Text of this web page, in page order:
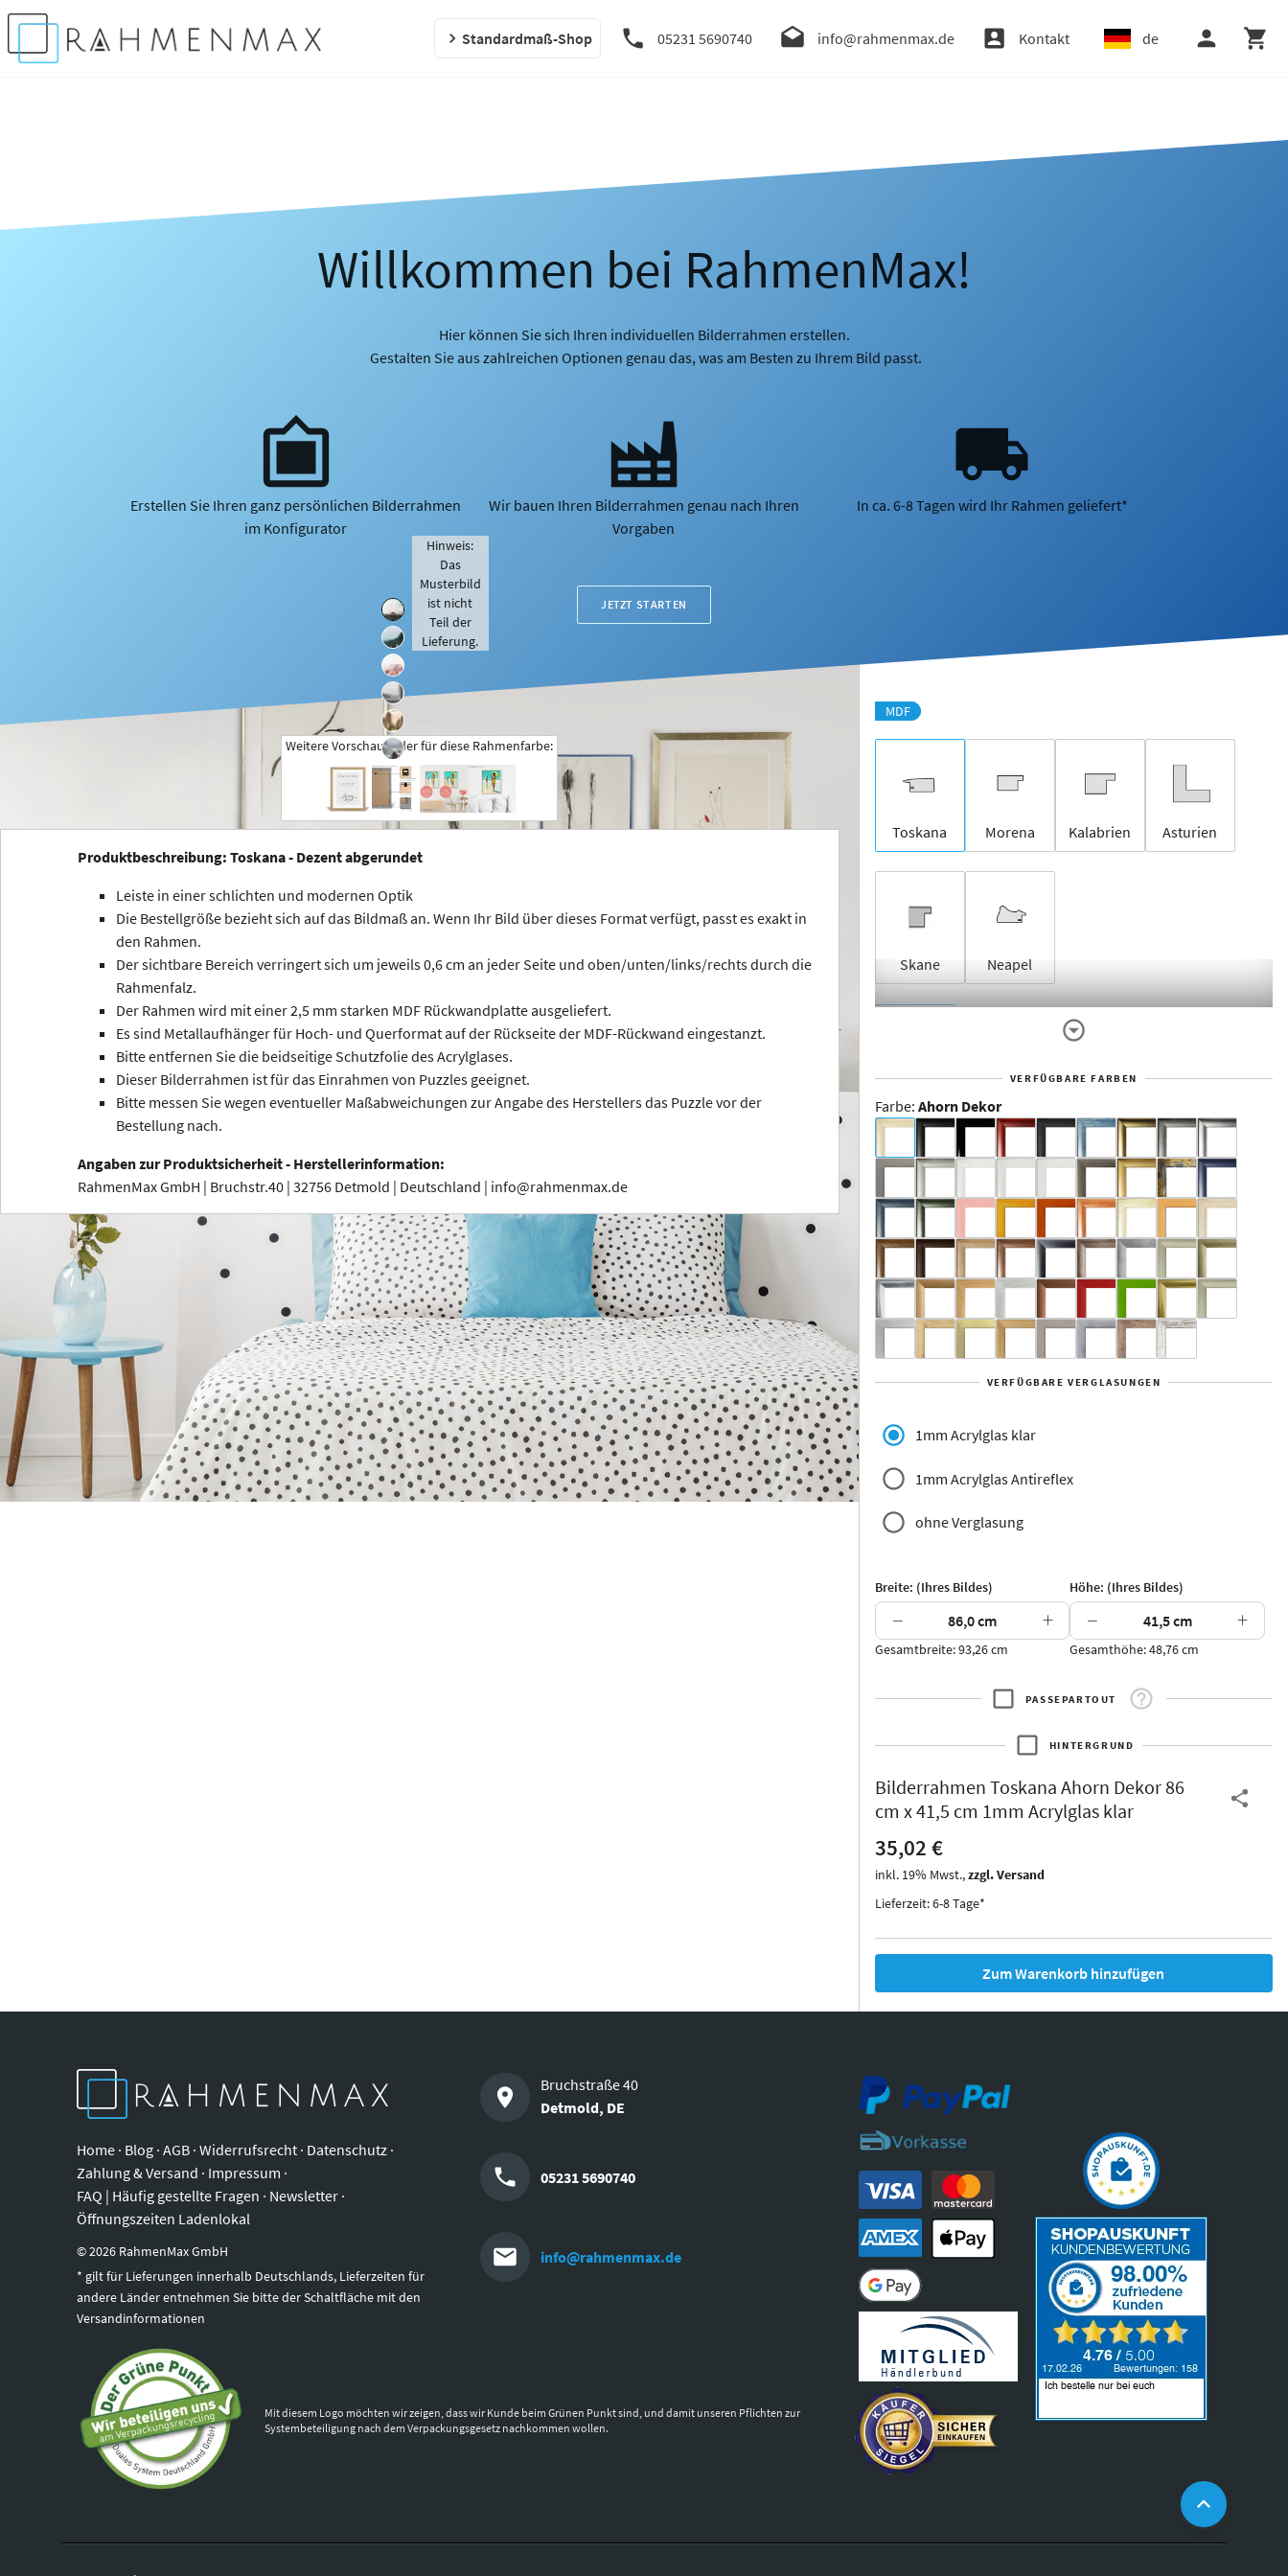
Standardmaß-Shop 05231 5690740 info@rahmenmax.de Kontakt de
Willkommen bei RahmenMax!
Hier können Sie sich Ihren individuellen Bilderrahmen erstellen.
Gestalten Sie aus zahlreichen Optionen genau das, was am Besten zu Ihrem Bild passt.
Erstellen Sie Ihren ganz persönlichen Bilderrahmen
im Konfigurator
Wir bauen Ihren Bilderrahmen genau nach Ihren
Vorgaben
In ca. 6-8 Tagen wird Ihr Rahmen geliefert*
JETZT STARTEN
+
Hinweis:
Das
Musterbild
ist nicht
Teil der
Lieferung.
Weitere Vorschaubilder für diese Rahmenfarbe:
Produktbeschreibung: Toskana - Dezent abgerundet
Leiste in einer schlichten und modernen Optik
Die Bestellgröße bezieht sich auf das Bildmaß an. Wenn Ihr Bild über dieses Format verfügt, passt es exakt in
den Rahmen.
Der sichtbare Bereich verringert sich um jeweils 0,6 cm an jeder Seite und oben/unten/links/rechts durch die
Rahmenfalz.
Der Rahmen wird mit einer 2,5 mm starken MDF Rückwandplatte ausgeliefert.
Es sind Metallaufhänger für Hoch- und Querformat auf der Rückseite der MDF-Rückwand eingestanzt.
Bitte entfernen Sie die beidseitige Schutzfolie des Acrylglases.
Dieser Bilderrahmen ist für das Einrahmen von Puzzles geeignet.
Bitte messen Sie wegen eventueller Maßabweichungen zur Angabe des Herstellers das Puzzle vor der
Bestellung nach.
Angaben zur Produktsicherheit - Herstellerinformation:
RahmenMax GmbH | Bruchstr.40 | 32756 Detmold | Deutschland | info@rahmenmax.de
MDF
Toskana Morena Kalabrien Asturien
Skane Neapel
Dakota -
Rahmenloser
Aluminium
Yukon Alaska
Jersey Dauphine
Arran Luzern Andros Attika
Thurgau
Thurgau
*Canvas*
Burgund
Kunststoff
Ohio
VERFÜGBARE FARBEN
Farbe: Ahorn Dekor
VERFÜGBARE VERGLASUNGEN
1mm Acrylglas klar
1mm Acrylglas Antireflex
ohne Verglasung
Breite: (Ihres Bildes)
− +
Gesamtbreite: 93,26 cm
Höhe: (Ihres Bildes)
− +
Gesamthöhe: 48,76 cm
PASSEPARTOUT
HINTERGRUND
Bilderrahmen Toskana Ahorn Dekor 86
cm x 41,5 cm 1mm Acrylglas klar
35,02 €
inkl. 19% Mwst.,zzgl. Versand
Lieferzeit: 6-8 Tage*
Zum Warenkorb hinzufügen
Home · Blog · AGB · Widerrufsrecht · Datenschutz ·
Zahlung & Versand · Impressum ·
FAQ | Häufig gestellte Fragen · Newsletter ·
Öffnungszeiten Ladenlokal
©2026 RahmenMax GmbH
* gilt für Lieferungen innerhalb Deutschlands, Lieferzeiten für
andere Länder entnehmen Sie bitte der Schaltfläche mit den
Versandinformationen
Bruchstraße 40
Detmold, DE
05231 5690740
info@rahmenmax.de
Mit diesem Logo möchten wir zeigen, dass wir Kunde beim Grünen Punkt sind, und damit unseren Pflichten zur
Systembeteiligung nach dem Verpackungsgesetz nachkommen wollen.